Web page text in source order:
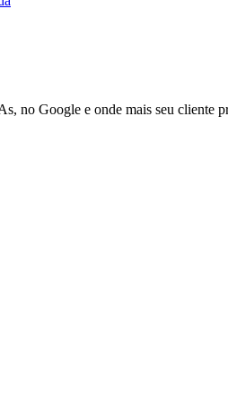
no Google e onde mais seu cliente